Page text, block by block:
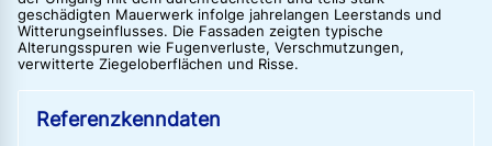
geschädigten Mauerwerk infolge jahrelangen Leerstands und
Witterungseinflusses. Die Fassaden zeigten typische
Alterungsspuren wie Fugenverluste, Verschmutzungen,
verwitterte Ziegeloberflächen und Risse.
Referenzkenndaten